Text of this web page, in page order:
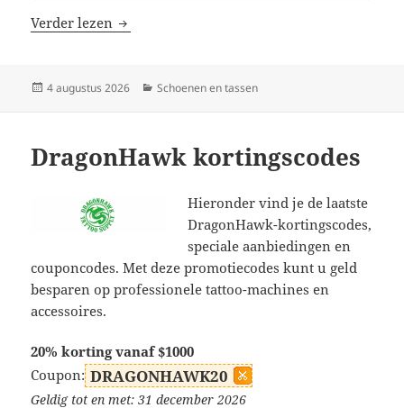
Verder lezen SHAPEN Barefoot kortingscodes
Geplaatst
4 augustus 2026 Categorieën
Schoenen en tassen
DragonHawk kortingscodes
Hieronder vind je de laatste
DragonHawk-kortingscodes,
speciale aanbiedingen en
couponcodes. Met deze promotiecodes kunt u geld
besparen op professionele tattoo-machines en
accessoires.
20% korting vanaf $1000
Coupon: DRAGONHAWK20
Geldig tot en met: 31 december 2026